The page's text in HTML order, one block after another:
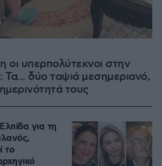
οι υπερπολύτεκνοι στην
Τα... δύο ταψιά μεσημεριανό,
τους
για τη
το